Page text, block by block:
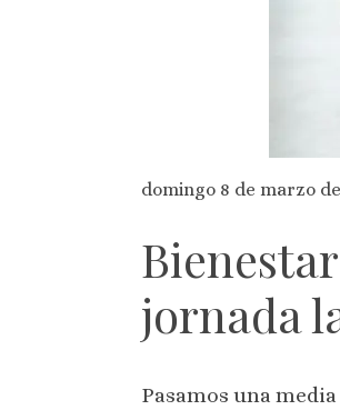
domingo 8 de marzo
jornada
Pasamos una